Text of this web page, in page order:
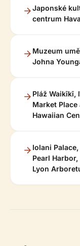
Japonské
centrum
Muzeum
Johna
Pláž Waikīkī,
Market Place
Hawaiian
Iolani Palace,
Pearl Harbor,
Lyon